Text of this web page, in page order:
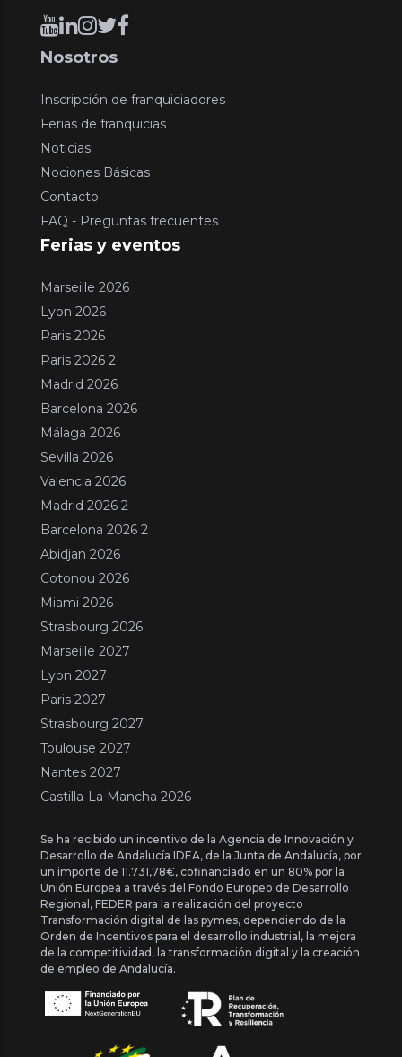
Nosotros
Inscripción de franquiciadores
Ferias de franquicias
Noticias
Nociones Básicas
Contacto
FAQ - Preguntas frecuentes
Ferias y eventos
Marseille 2026
Lyon 2026
Paris 2026
Paris 2026 2
Madrid 2026
Barcelona 2026
Málaga 2026
Sevilla 2026
Valencia 2026
Madrid 2026 2
Barcelona 2026 2
Abidjan 2026
Cotonou 2026
Miami 2026
Strasbourg 2026
Marseille 2027
Lyon 2027
Paris 2027
Strasbourg 2027
Toulouse 2027
Nantes 2027
Castilla-La Mancha 2026
Se ha recibido un incentivo de la Agencia de Innovación y
Desarrollo de Andalucía IDEA, de la Junta de Andalucía, por
un importe de 11.731,78€, cofinanciado en un 80% por la
Unión Europea a través del Fondo Europeo de Desarrollo
Regional, FEDER para la realización del proyecto
Transformación digital de las pymes, dependiendo de la
Orden de Incentivos para el desarrollo industrial, la mejora
de la competitividad, la transformación digital y la creación
de empleo de Andalucía.